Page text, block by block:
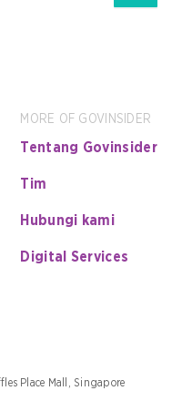
MORE OF GOVINSIDER
Tentang Govinsider
Tim
Hubungi kami
Digital Services
Place Mall, Singapore